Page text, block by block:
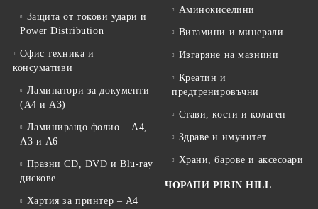
Защита от токови удари и
Power Distribution
Офис техника и
консумативи
Ламинатори за документи
(A4 и A3)
Ламиниращо фолио – A4,
A3 и A6
Празни CD, DVD и Blu-ray
дискове
Хартия за принтер – A4
Аминокиселини
Витамини и минерали
Изгаряне на мазнини
Креатин и
предтренировъчни
Стави, кости и колаген
Здраве и имунитет
Храни, барове и аксесоари
ЧОРАПИ PIRIN HILL